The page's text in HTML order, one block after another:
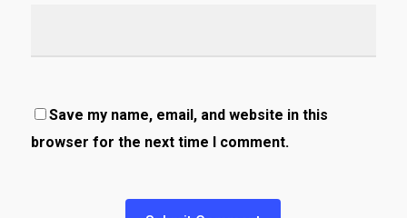
Save my name, email, and website in this
browser for the next time I comment.